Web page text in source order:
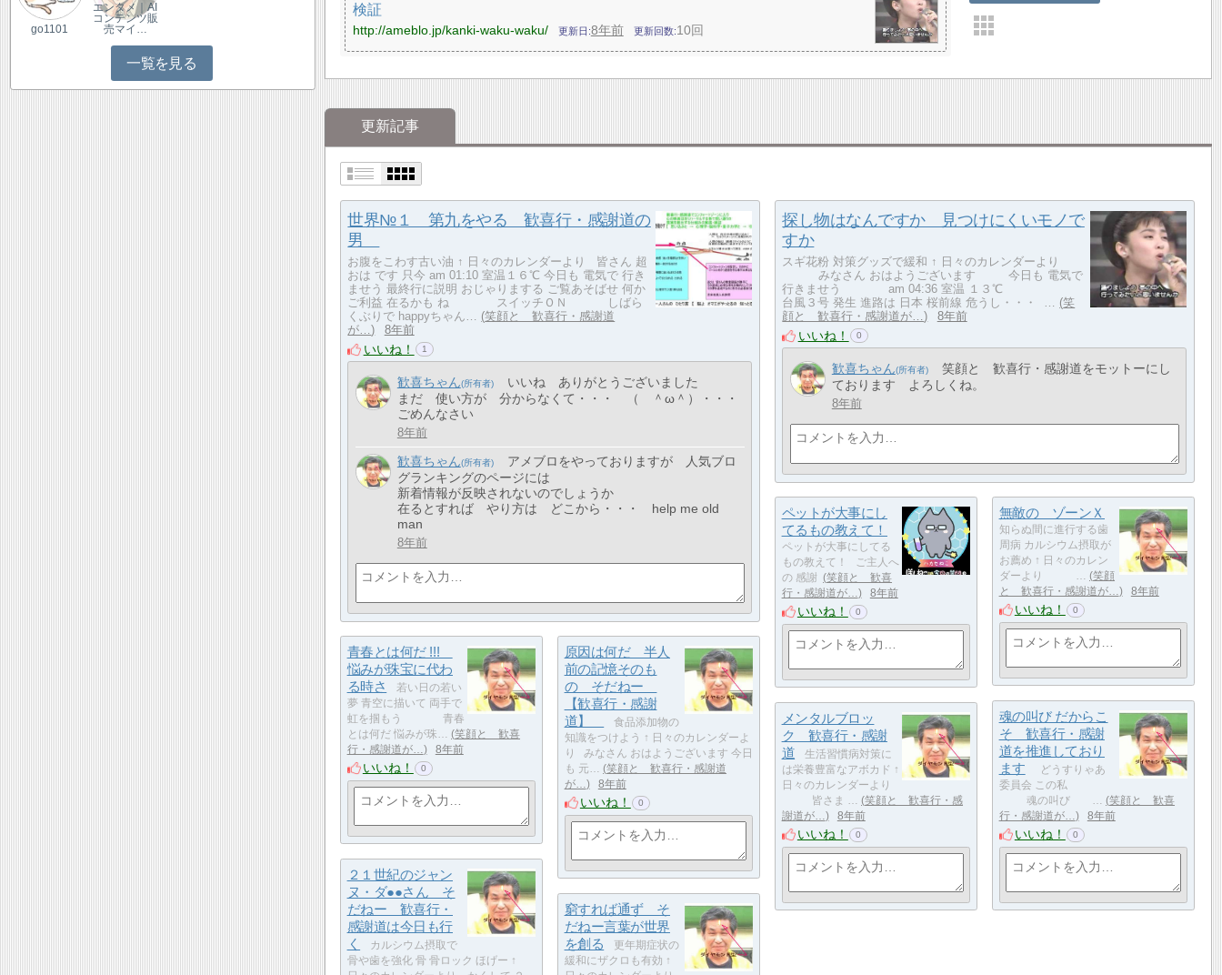
検証
http://ameblo.jp/kanki-waku-waku/ 更新日 8年前 更新回数 10回
更新記事
世界№１ 第九をやる 歓喜行・感謝道の
男
お腹をこわす古い油 ↑ 日々のカレンダーより 皆さん 超
おは です 只今 am 01:10 室温１６℃ 今日も 電気で 行き
ませう 最終行に説明 おじゃりまする ご覧あそばせ 何か
ご利益 在るかも ね スイッチＯＮ しばら
くぶりで happyちゃん…
笑顔と 歓喜行・感謝道
が…
8年前
いいね！ 1
歓喜ちゃん
いいね ありがとうございました
まだ 使い方が 分からなくて・・・ （ ＾ω＾）・・・
ごめんなさい
8年前
歓喜ちゃん
アメブロをやっておりますが 人気ブロ
グランキングのページには
新着情報が反映されないのでしょうか
在るとすれば やり方は どこから・・・ help me old
man
8年前
探し物はなんですか 見つけにくいモノで
すか
スギ花粉 対策グッズで緩和 ↑ 日々のカレンダーより
みなさん おはようございます 今日も 電気で
行きませう am 04:36 室温 １３℃
台風３号 発生 進路は 日本 桜前線 危うし・・・ …
笑
顔と 歓喜行・感謝道が…
8年前
いいね！ 0
歓喜ちゃん
笑顔と 歓喜行・感謝道をモットーにし
ております よろしくね。
8年前
ペットが大事にし
てるもの教えて！
ペットが大事にしてる
もの教えて！ ご主人へ
の 感謝
笑顔と 歓喜
行・感謝道が…
8年前
いいね！ 0
無敵の ゾーンＸ
知らぬ間に進行する歯
周病 カルシウム摂取が
お薦め ↑ 日々のカレン
ダーより …
笑顔
と 歓喜行・感謝道が…
8年前
いいね！ 0
青春とは何だ !!!
悩みが珠宝に代わ
る時さ
若い日の若い
夢 青空に描いて 両手で
虹を掴もう 青春
とは何だ 悩みが珠…
笑顔と 歓喜
行・感謝道が…
8年前
いいね！ 0
原因は何だ 半人
前の記憶そのも
の そだねー
【歓喜行・感謝
道】
食品添加物の
知識をつけよう ↑ 日々のカレンダーよ
り みなさん おはようございます 今日
も 元…
笑顔と 歓喜行・感謝道
が…
8年前
いいね！ 0
魂の叫び だからこ
そ 歓喜行・感謝
道を推進しており
ます
どうすりゃあ
委員会 この私
魂の叫び …
笑顔と 歓喜
行・感謝道が…
8年前
いいね！ 0
メンタルブロッ
ク 歓喜行・感謝
道
生活習慣病対策に
は栄養豊富なアボカド ↑
日々のカレンダーより
皆さま …
笑顔と 歓喜行・感
謝道が…
8年前
いいね！ 0
２１世紀のジャン
ヌ・ダ●●さん そ
だねー 歓喜行・
感謝道は今日も行
く
カルシウム摂取で
骨や歯を強化 骨 骨ロック ほげー ↑
窮すれば通ず そ
だねー言葉が世界
を創る
更年期症状の
緩和にザクロも有効 ↑
go1101
エンタメ｜AI
コンテンツ販
売マイ…
一覧を見る